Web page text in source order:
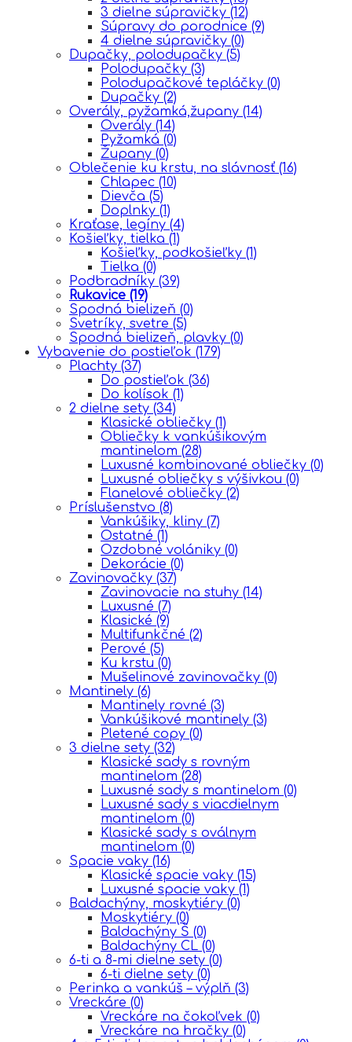
3 dielne súpravičky (12)
Súpravy do porodnice (9)
4 dielne súpravičky (0)
Dupačky, polodupačky (5)
Polodupačky (3)
Polodupačkové tepláčky (0)
Dupačky (2)
Overály, pyžamká,župany (14)
Overály (14)
Pyžamká (0)
Župany (0)
Oblečenie ku krstu, na slávnosť (16)
Chlapec (10)
Dievča (5)
Doplnky (1)
Kraťase, legíny (4)
Košieľky, tielka (1)
Košieľky, podkošieľky (1)
Tielka (0)
Podbradníky (39)
Rukavice (19)
Spodná bielizeň (0)
Svetríky, svetre (5)
Spodná bielizeň, plavky (0)
Vybavenie do postieľok (179)
Plachty (37)
Do postieľok (36)
Do kolísok (1)
2 dielne sety (34)
Klasické obliečky (1)
Obliečky k vankúšikovým
mantinelom (28)
Luxusné kombinované obliečky (0)
Luxusné obliečky s výšivkou (0)
Flanelové obliečky (2)
Príslušenstvo (8)
Vankúšiky, kliny (7)
Ostatné (1)
Ozdobné volániky (0)
Dekorácie (0)
Zavinovačky (37)
Zavinovacie na stuhy (14)
Luxusné (7)
Klasické (9)
Multifunkčné (2)
Perové (5)
Ku krstu (0)
Mušelinové zavinovačky (0)
Mantinely (6)
Mantinely rovné (3)
Vankúšikové mantinely (3)
Pletené copy (0)
3 dielne sety (32)
Klasické sady s rovným
mantinelom (28)
Luxusné sady s mantinelom (0)
Luxusné sady s viacdielnym
mantinelom (0)
Klasické sady s oválnym
mantinelom (0)
Spacie vaky (16)
Klasické spacie vaky (15)
Luxusné spacie vaky (1)
Baldachýny, moskytiéry (0)
Moskytiéry (0)
Baldachýny Š (0)
Baldachýny CL (0)
6-ti a 8-mi dielne sety (0)
6-ti dielne sety (0)
Perinka a vankúš – výplň (3)
Vreckáre (0)
Vreckáre na čokoľvek (0)
Vreckáre na hračky (0)